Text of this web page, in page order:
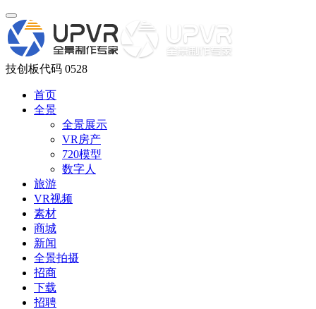
技创板代码 0528
首页
全景
全景展示
VR房产
720模型
数字人
旅游
VR视频
素材
商城
新闻
全景拍摄
招商
下载
招聘